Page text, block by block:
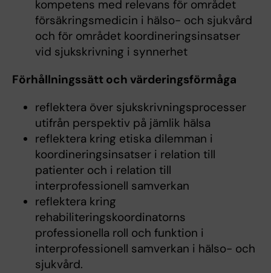
kompetens med relevans för området
försäkringsmedicin i hälso- och sjukvård
och för området koordineringsinsatser
vid sjukskrivning i synnerhet
Förhållningssätt och värderingsförmåga
reflektera över sjukskrivningsprocesser
utifrån perspektiv på jämlik hälsa
reflektera kring etiska dilemman i
koordineringsinsatser i relation till
patienter och i relation till
interprofessionell samverkan
reflektera kring
rehabiliteringskoordinatorns
professionella roll och funktion i
interprofessionell samverkan i hälso- och
sjukvård.